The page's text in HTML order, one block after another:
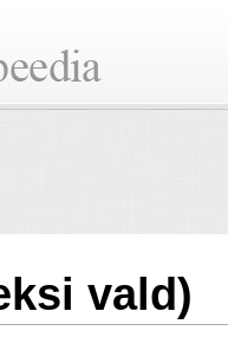
vald)